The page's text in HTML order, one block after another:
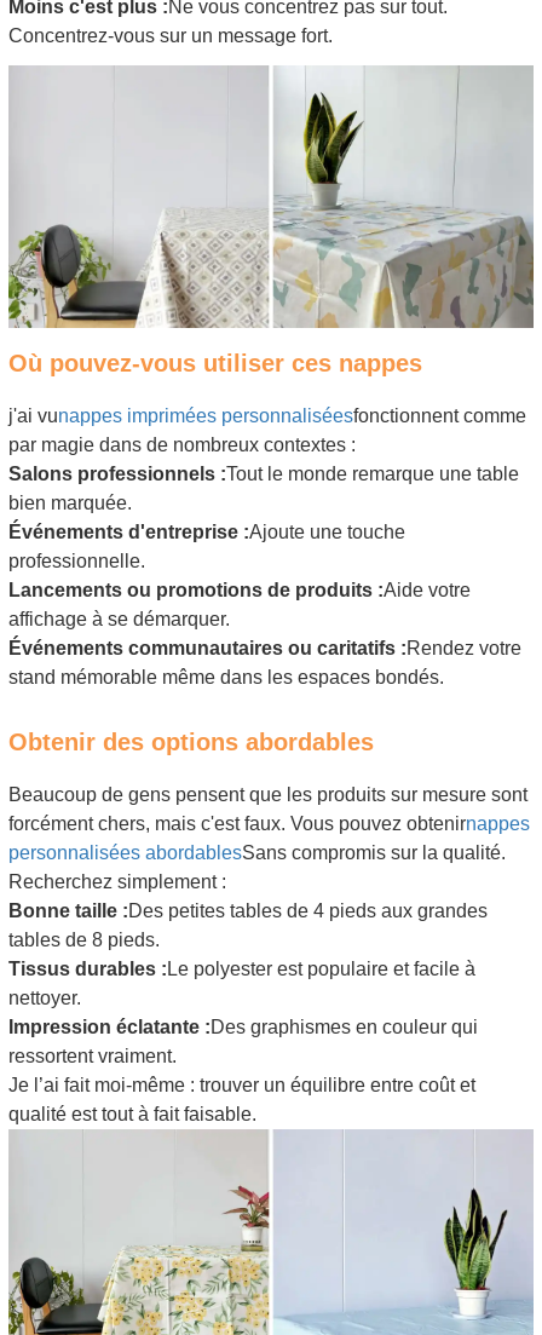
Moins c'est plus :Ne vous concentrez pas sur tout.
Concentrez-vous sur un message fort.
Où pouvez-vous utiliser ces nappes
j'ai vunappes imprimées personnaliséesfonctionnent comme
par magie dans de nombreux contextes :
Salons professionnels :Tout le monde remarque une table
bien marquée.
Événements d'entreprise :Ajoute une touche
professionnelle.
Lancements ou promotions de produits :Aide votre
affichage à se démarquer.
Événements communautaires ou caritatifs :Rendez votre
stand mémorable même dans les espaces bondés.
Obtenir des options abordables
Beaucoup de gens pensent que les produits sur mesure sont
forcément chers, mais c'est faux. Vous pouvez obtenirnappes
personnalisées abordablesSans compromis sur la qualité.
Recherchez simplement :
Bonne taille :Des petites tables de 4 pieds aux grandes
tables de 8 pieds.
Tissus durables : Le polyester est populaire et facile à
nettoyer.
Impression éclatante :Des graphismes en couleur qui
ressortent vraiment.
Je l’ai fait moi-même : trouver un équilibre entre coût et
qualité est tout à fait faisable.